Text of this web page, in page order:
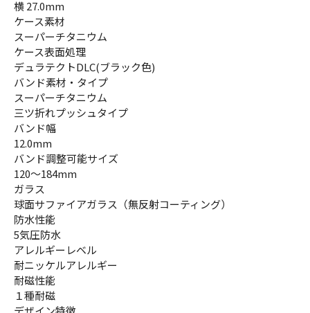
横 27.0mm
ケース素材
スーパーチタニウム
ケース表面処理
デュラテクトDLC(ブラック色)
バンド素材・タイプ
スーパーチタニウム
三ツ折れプッシュタイプ
バンド幅
12.0mm
バンド調整可能サイズ
120～184mm
ガラス
球面サファイアガラス（無反射コーティング）
防水性能
5気圧防水
アレルギーレベル
耐ニッケルアレルギー
耐磁性能
１種耐磁